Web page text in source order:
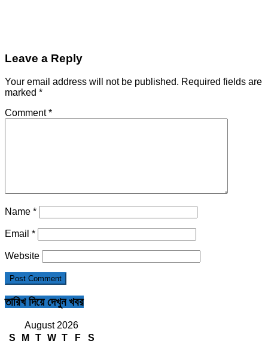
Leave a Reply
Your email address will not be published. Required fields are
marked *
Comment*
Name *
Email *
Website
তারিখ দিয়ে দেখুন খবর
August 2026
S
M T W T F
S